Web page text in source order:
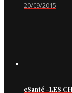
20/09/2015
eSanté -LES